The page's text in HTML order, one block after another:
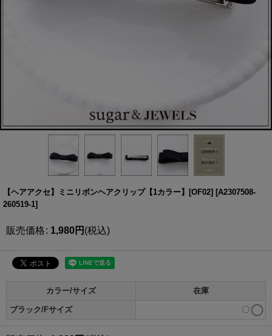
【ヘアアクセ】ミニリボンヘアクリップ【1カラー】[OF02] [A2307508-
260519-1]
販売価格: 1,980円 (税込)
カラー/サイズ 在庫
ブラック/Fサイズ 〇